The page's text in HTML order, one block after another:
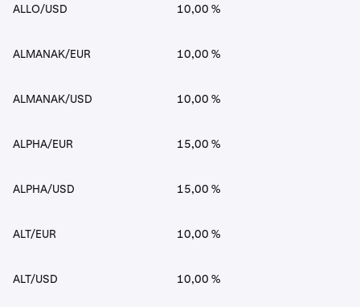
ALLO/USD 10,00 %
ALMANAK/EUR 10,00 %
ALMANAK/USD 10,00 %
ALPHA/EUR 15,00 %
ALPHA/USD 15,00 %
ALT/EUR 10,00 %
ALT/USD 10,00 %